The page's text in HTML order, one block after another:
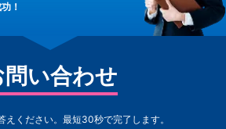
！
問い合わせ
えください。最短30秒で完了します。